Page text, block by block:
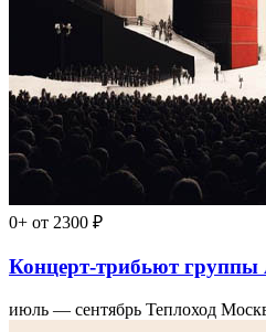
0+ от 2300 ₽
Концерт-трибьют группы
июль — сентябрь Теплоход